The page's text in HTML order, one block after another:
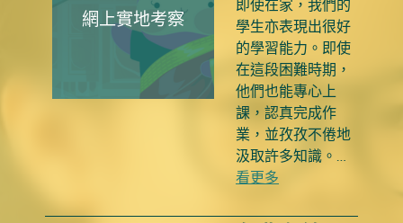
網上實地考察
即使在家，我們的
學生亦表現出很好
的學習能力。即使
在這段困難時期，
他們也能專心上
課，認真完成作
業，並孜孜不倦地
汲取許多知識。…
看更多